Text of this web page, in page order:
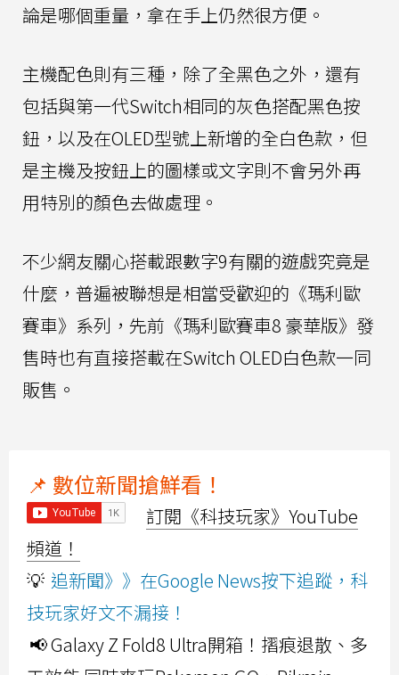
論是哪個重量，拿在手上仍然很方便。
主機配色則有三種，除了全黑色之外，還有
包括與第一代Switch相同的灰色搭配黑色按
鈕，以及在OLED型號上新增的全白色款，但
是主機及按鈕上的圖樣或文字則不會另外再
用特別的顏色去做處理。
不少網友關心搭載跟數字9有關的遊戲究竟是
什麼，普遍被聯想是相當受歡迎的《瑪利歐
賽車》系列，先前《瑪利歐賽車8 豪華版》發
售時也有直接搭載在Switch OLED白色款一同
販售。
📌 數位新聞搶鮮看！
訂閱《科技玩家》YouTube
頻道！
💡 追新聞》》在Google News按下追蹤，科
技玩家好文不漏接！
📢 Galaxy Z Fold8 Ultra開箱！摺痕退散、多